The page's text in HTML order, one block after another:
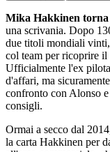
Mika Hakkinen
una scrivania. Dopo
due titoli mondiali
col team per ricoprire
Ufficialmente l'ex
d'affari, ma
confronto con Alonso
consigli.
Ormai a secco dal
la carta Hakkinen per